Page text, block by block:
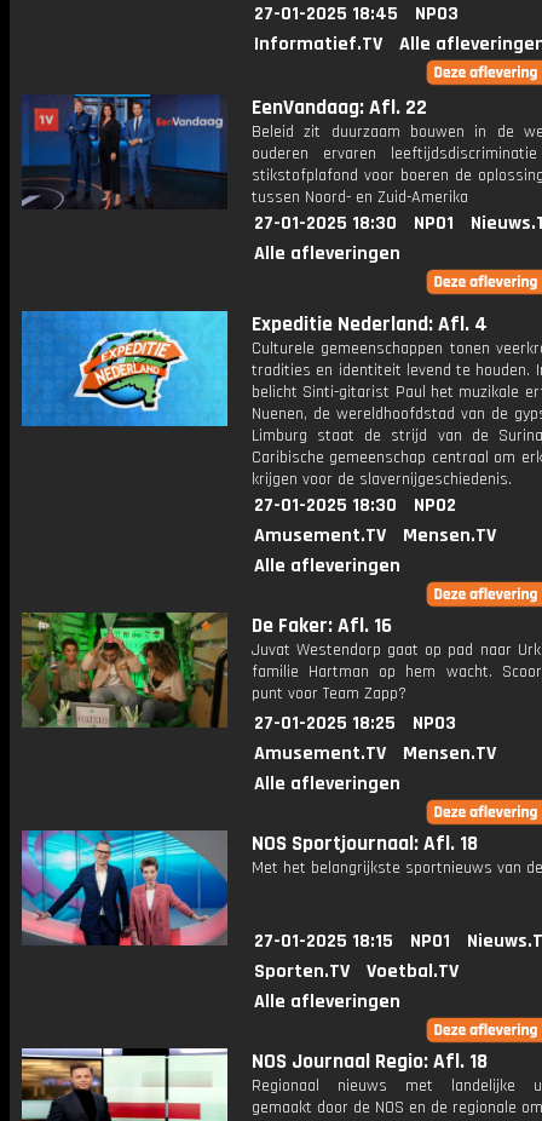
27-01-2025 18:45
NPO3
Informatief.TV
Alle
EenVandaag: Afl. 22
Beleid zit duurzaam bouwen in de
ouderen ervaren
stikstofplafond voor boeren de
tussen Noord- en Zuid-Amerika
27-01-2025 18:30 NPO1
Alle afleveringen
Expeditie Nederland: Afl. 4
Culturele gemeenschappen tonen
tradities en identiteit levend te houden.
belicht Sinti-gitarist Paul het muzikale
Nuenen, de wereldhoofdstad van de
Limburg staat de strijd van de
Caribische gemeenschap centraal om
krijgen voor de slavernijgeschiedenis.
27-01-2025 18:30
NPO2
Amusement.TV
Mensen.TV
Alle afleveringen
De Faker: Afl. 16
Juvat Westendorp gaat op pad naar
familie Hartman op hem wacht.
punt voor Team Zapp?
27-01-2025 18:25
NPO3
Amusement.TV
Mensen.TV
Alle afleveringen
NOS Sportjournaal: Afl. 18
Met het belangrijkste sportnieuws van
27-01-2025 18:15 NPO1
Sporten.TV
Voetbal.TV
Alle afleveringen
NOS Journaal Regio: Afl. 18
Regionaal nieuws met landelijke
gemaakt door de NOS en de regionale